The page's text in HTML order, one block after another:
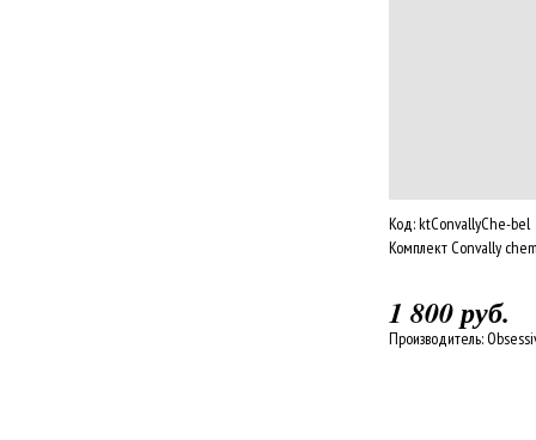
Код:ktConvallyChe-bel
Комплект Convally
1 800 руб.
Производитель: